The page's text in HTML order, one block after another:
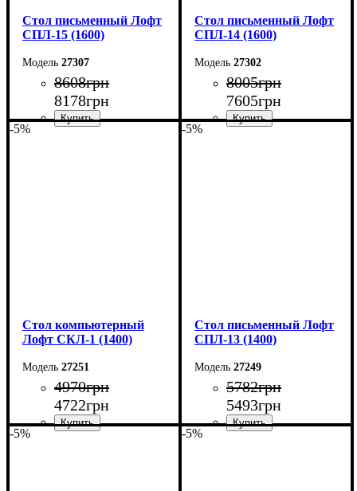
Стол письменный Лофт
СПЛ-15 (1600)
27307
8608грн
8178грн
Стол письменный Лофт
СПЛ-14 (1600)
27302
8005грн
7605грн
-5%
Стол компьютерный
Лофт СКЛ-1 (1400)
27251
4970грн
4722грн
-5%
Стол письменный Лофт
СПЛ-13 (1400)
27249
5782грн
5493грн
-5% -5%